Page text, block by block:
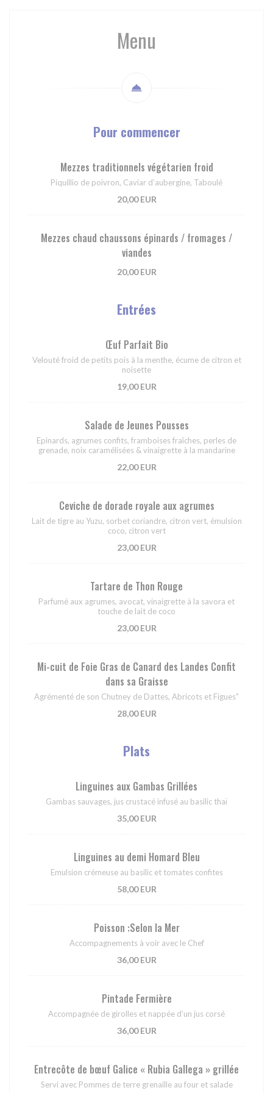
Menu
Pour commencer
Mezzes traditionnels végétarien froid
Piquillio de poivron, Caviar d’aubergine, Taboulé
20,00 EUR
Mezzes chaud chaussons épinards / fromages /
viandes
20,00 EUR
Entrées
Œuf Parfait Bio
Velouté froid de petits pois à la menthe, écume de citron et
noisette
19,00 EUR
Salade de Jeunes Pousses
Epinards, agrumes confits, framboises fraîches, perles de
grenade, noix caramélisées & vinaigrette à la mandarine
22,00 EUR
Ceviche de dorade royale aux agrumes
Lait de tigre au Yuzu, sorbet coriandre, citron vert, émulsion
coco, citron vert
23,00 EUR
Tartare de Thon Rouge
Parfumé aux agrumes, avocat, vinaigrette à la savora et
touche de lait de coco
23,00 EUR
Mi-cuit de Foie Gras de Canard des Landes Confit
dans sa Graisse
Agrémenté de son Chutney de Dattes, Abricots et Figues"
28,00 EUR
Plats
Linguines aux Gambas Grillées
Gambas sauvages, jus crustacé infusé au basilic thaï
35,00 EUR
Linguines au demi Homard Bleu
Emulsion crémeuse au basilic et tomates confites
58,00 EUR
Poisson :Selon la Mer
Accompagnements à voir avec le Chef
36,00 EUR
Pintade Fermière
Accompagnée de girolles et nappée d’un jus corsé
36,00 EUR
Entrecôte de bœuf Galice « Rubia Gallega » grillée
Servi avec Pommes de terre grenaille au four et salade